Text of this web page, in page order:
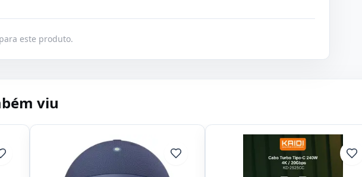
este produto.
viu